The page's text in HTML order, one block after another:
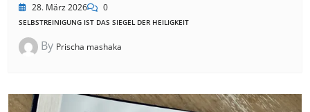
28. März 2026 0
SELBSTREINIGUNG IST DAS SIEGEL DER HEILIGKEIT
By Prischa mashaka